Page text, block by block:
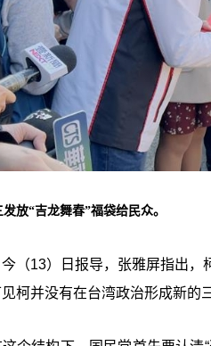
放“吉龙舞春”福袋给民众。
（13）日报导，张雅屏指出
柯并没有在台湾政治形成新的